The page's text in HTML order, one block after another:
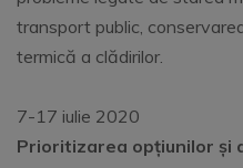
transport public,
termică a clădirilor.
7-17 iulie 2020
Prioritizarea opțiunilor și